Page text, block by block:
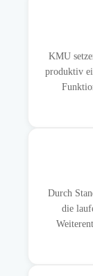
KMU
produktiv
Durch
die